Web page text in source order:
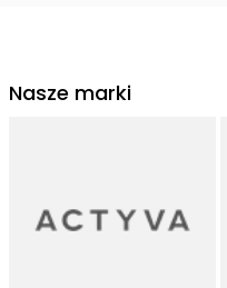
Nasze marki